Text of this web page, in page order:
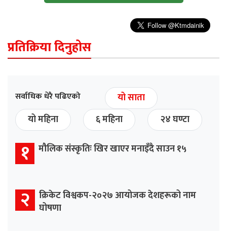
प्रतिक्रिया दिनुहोस
सर्वाधिक धेरै पढिएको
यो साता
यो महिना
६ महिना २४ घण्टा
१ मौलिक संस्कृतिः खिर खाएर मनाइँदै साउन १५
२ क्रिकेट विश्वकप-२०२७ आयोजक देशहरूको नाम
घोषणा